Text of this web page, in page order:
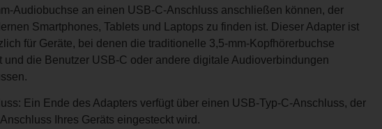
Audiobuchse an einen USB-C-Anschluss anschließen können, der
Smartphones, Tablets und Laptops zu finden ist. Dieser Adapter ist
für Geräte, bei denen die traditionelle 3,5-mm-Kopfhörerbuchse
und die Benutzer USB-C oder andere digitale Audioverbindungen
Ein Ende des Adapters verfügt über einen USB-Typ-C-Anschluss, der
Ihres Geräts eingesteckt wird.